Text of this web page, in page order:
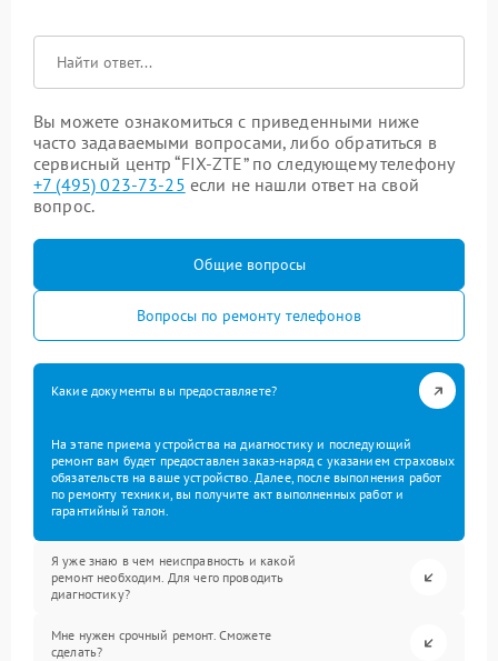
Вы можете ознакомиться с приведенными ниже
часто задаваемыми вопросами, либо обратиться в
сервисный центр “FIX-ZTE” по следующему телефону
+7 (495) 023-73-25 если не нашли ответ на свой
вопрос.
Общие вопросы
Вопросы по ремонту телефонов
Какие документы вы предоставляете?
На этапе приема устройства на диагностику и последующий
ремонт вам будет предоставлен заказ-наряд с указанием страховых
обязательств на ваше устройство. Далее, после выполнения работ
по ремонту техники, вы получите акт выполненных работ и
гарантийный талон.
Я уже знаю в чем неисправность и какой
ремонт необходим. Для чего проводить
диагностику?
Мне нужен срочный ремонт. Сможете
сделать?